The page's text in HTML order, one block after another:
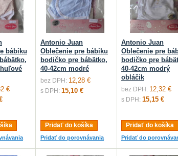
bábiku
€
Antonio Juan
Oblečenie pre bábiku
bodičko pre bábätko,
40-42cm modré
bez DPH: 12,28 €
s DPH: 15,10 €
Pridať do košíka
Pridať do porovnávania
Antonio Juan
Oblečenie pre
bodičko pre
40-42cm modrý
obláčik
bez DPH: 12,32 €
s DPH: 15,15 €
Pridať do košíka
Pridať do